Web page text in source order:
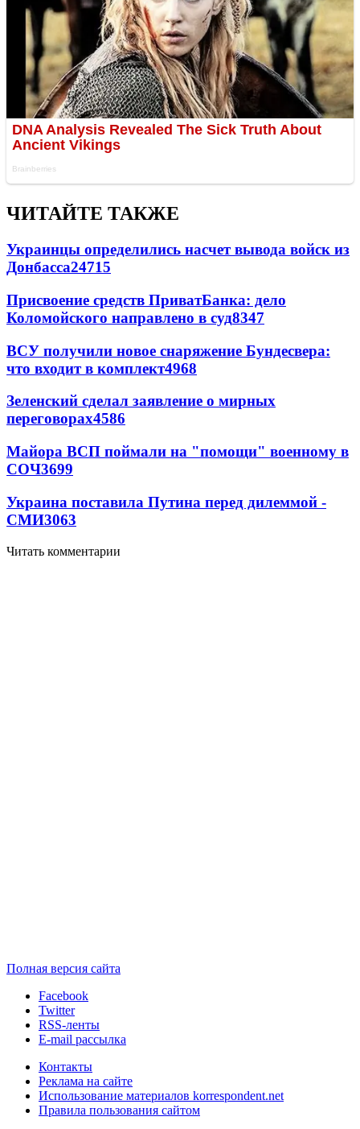
ЧИТАЙТЕ ТАКЖЕ
Украинцы определились насчет вывода войск из
Донбасса24715
Присвоение средств ПриватБанка: дело
Коломойского направлено в суд8347
ВСУ получили новое снаряжение Бундесвера:
что входит в комплект4968
Зеленский сделал заявление о мирных
переговорах4586
Майора ВСП поймали на "помощи" военному в
СОЧ3699
Украина поставила Путина перед дилеммой -
СМИ3063
Читать комментарии
Полная версия сайта
Facebook
Twitter
RSS-ленты
E-mail рассылка
Контакты
Реклама на сайте
Использование материалов korrespondent.net
Правила пользования сайтом